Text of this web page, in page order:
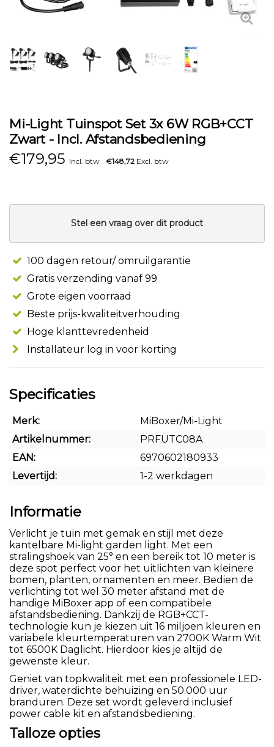
Mi-Light Tuinspot Set 3x 6W RGB+CCT
Zwart - Incl. Afstandsbediening
€179,95 Incl. btw €148,72 Excl. btw
Stel een vraag over dit product
100 dagen retour/ omruilgarantie
Gratis verzending vanaf 99
Grote eigen voorraad
Beste prijs-kwaliteitverhouding
Hoge klanttevredenheid
Installateur log in voor korting
Specificaties
Merk:
MiBoxer/Mi-Light
Artikelnummer:
PRFUTC08A
EAN:
6970602180933
Levertijd:
1-2 werkdagen
Informatie
Verlicht je tuin met gemak en stijl met deze
kantelbare Mi-light garden light. Met een
stralingshoek van 25° en een bereik tot 10 meter is
deze spot perfect voor het uitlichten van kleinere
bomen, planten, ornamenten en meer. Bedien de
verlichting tot wel 30 meter afstand met de
handige MiBoxer app of een compatibele
afstandsbediening. Dankzij de RGB+CCT-
technologie kun je kiezen uit 16 miljoen kleuren en
variabele kleurtemperaturen van 2700K Warm Wit
tot 6500K Daglicht. Hierdoor kies je altijd de
gewenste kleur.
Geniet van topkwaliteit met een professionele LED-
driver, waterdichte behuizing en 50.000 uur
branduren. Deze set wordt geleverd inclusief
power cable kit en afstandsbediening.
Talloze opties